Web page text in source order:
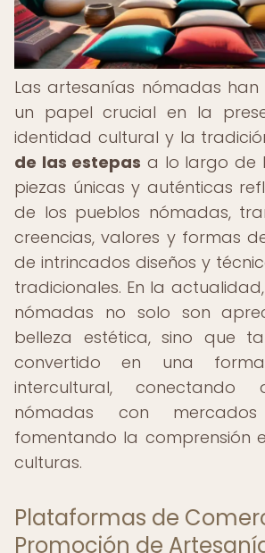
Las artesanías nómadas
un papel crucial en la
identidad cultural y la
de las estepas a lo largo de
piezas únicas y auténticas
de los pueblos nómadas,
creencias, valores y formas
de intrincados diseños y
tradicionales. En la
nómadas no solo son
belleza estética, sino que
convertido en una
intercultural,
nómadas con
fomentando la comprensión
culturas.
Plataformas de
Promoción de